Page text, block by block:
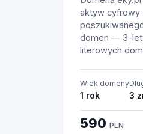
aktyw cyfrowy
domen — 3-
literowych
Wiek domeny
1 rok 3
590 PLN